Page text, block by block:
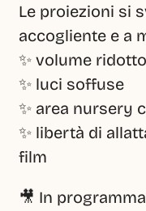
Le proiezioni si
accogliente e a
✨ volume ridotto
✨ luci soffuse
✨ area nursery
✨ libertà di
film
🎥 In